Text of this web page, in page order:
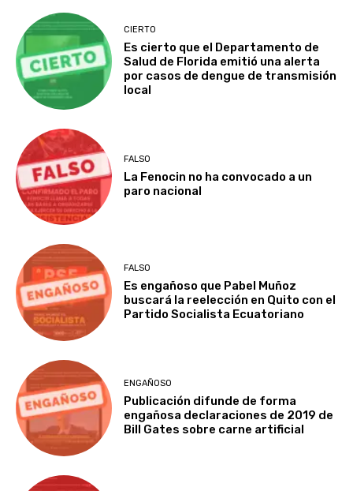
CIERTO
Es cierto que el Departamento de
Salud de Florida emitió una alerta
por casos de dengue de transmisión
local
FALSO
La Fenocin no ha convocado a un
paro nacional
FALSO
Es engañoso que Pabel Muñoz
buscará la reelección en Quito con el
Partido Socialista Ecuatoriano
ENGAÑOSO
Publicación difunde de forma
engañosa declaraciones de 2019 de
Bill Gates sobre carne artificial